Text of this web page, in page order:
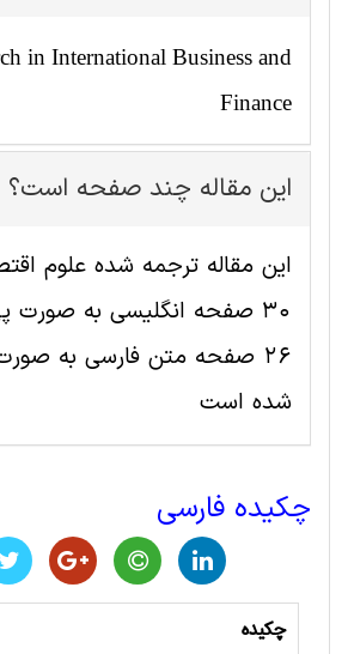
in International Business and
Finance
این مقاله چند صفحه است؟
این مقاله ترجمه شده علوم
30 صفحه انگلیسی به
26 صفحه متن فارسی به
شده است
چکیده فارسی
چکیده